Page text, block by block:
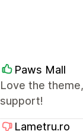
Paws Mall
Love the
support!
Lametru.ro